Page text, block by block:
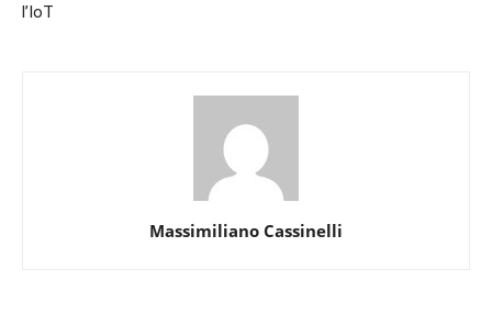
l’IoT
Massimiliano Cassinelli